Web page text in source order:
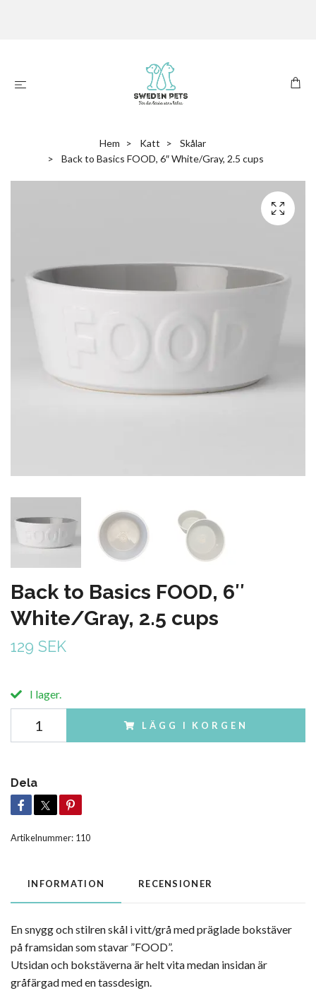
Hem Katt
Skålar
Back to Basics FOOD, 6″ White/Gray, 2.5 cups
Back to Basics FOOD, 6″
White/Gray, 2.5 cups
129 SEK
I lager.
LÄGG I KORGEN
Dela
Artikelnummer: 110
INFORMATION RECENSIONER
En snygg och stilren skål i vitt/grå med präglade bokstäver
på framsidan som stavar ”FOOD”.
Utsidan och bokstäverna är helt vita medan insidan är
gråfärgad med en tassdesign.